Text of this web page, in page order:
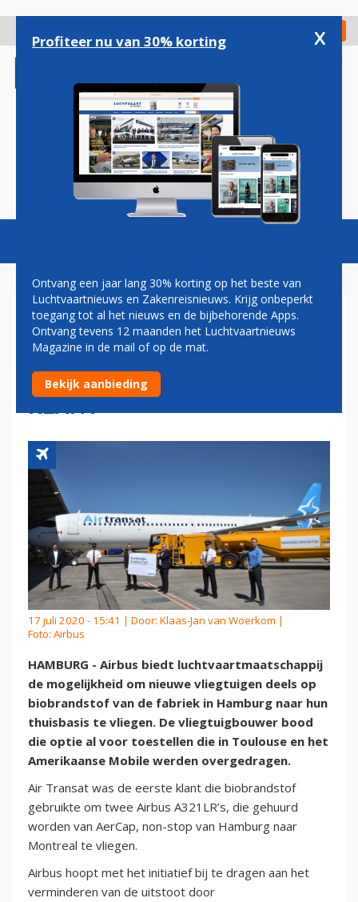
gaan
Check in
Magazine Podcasts Vacatures
AIRBUS: NIEUWE
VLIEGTUIGEN OP
BIOBRANDSTOF RICHTING
KLANT
17 juli 2020 - 15:41 | Door: Klaas-Jan van Woerkom |
Foto: Airbus
HAMBURG - Airbus biedt luchtvaartmaatschappij
de mogelijkheid om nieuwe vliegtuigen deels op
biobrandstof van de fabriek in Hamburg naar hun
thuisbasis te vliegen. De vliegtuigbouwer bood
die optie al voor toestellen die in Toulouse en het
Amerikaanse Mobile werden overgedragen.
Air Transat was de eerste klant die biobrandstof
gebruikte om twee Airbus A321LR’s, die gehuurd
worden van AerCap, non-stop van Hamburg naar
Montreal te vliegen.
Airbus hoopt met het initiatief bij te dragen aan het
verminderen van de uitstoot door
Profiteer nu van 30% korting x
Ontvang een jaar lang 30% korting op het beste van
Luchtvaartnieuws en Zakenreisnieuws. Krijg onbeperkt
toegang tot al het nieuws en de bijbehorende Apps.
Ontvang tevens 12 maanden het Luchtvaartnieuws
Magazine in de mail of op de mat.
Bekijk aanbieding